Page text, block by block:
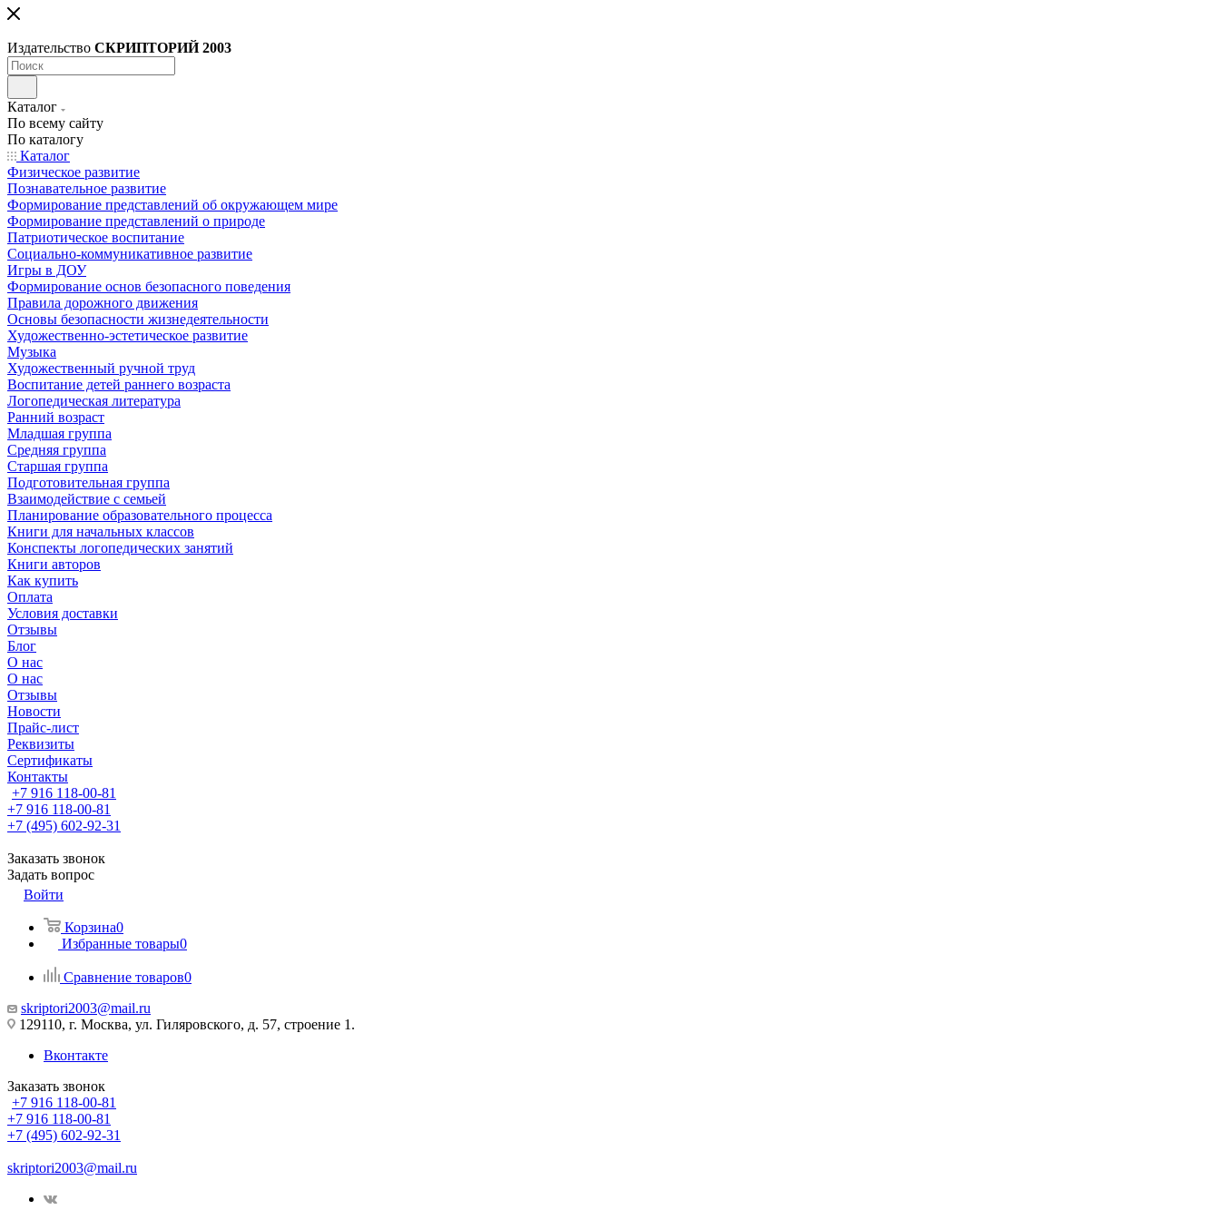
Издательство СКРИПТОРИЙ 2003
Каталог
По всему сайту
По каталогу
Каталог
Физическое развитие
Познавательное развитие
Формирование представлений об окружающем мире
Формирование представлений о природе
Патриотическое воспитание
Социально-коммуникативное развитие
Игры в ДОУ
Формирование основ безопасного поведения
Правила дорожного движения
Основы безопасности жизнедеятельности
Художественно-эстетическое развитие
Музыка
Художественный ручной труд
Воспитание детей раннего возраста
Логопедическая литература
Ранний возраст
Младшая группа
Средняя группа
Старшая группа
Подготовительная группа
Взаимодействие с семьей
Планирование образовательного процесса
Книги для начальных классов
Конспекты логопедических занятий
Книги авторов
Как купить
Оплата
Условия доставки
Отзывы
Блог
О нас
О нас
Отзывы
Новости
Прайс-лист
Реквизиты
Сертификаты
Контакты
+7 916 118-00-81
+7 916 118-00-81
+7 (495) 602-92-31
Заказать звонок
Задать вопрос
Войти
Корзина0
Избранные товары0
Сравнение товаров0
skriptori2003@mail.ru
129110, г. Москва, ул. Гиляровского, д. 57, строение 1.
Вконтакте
Заказать звонок
+7 916 118-00-81
+7 916 118-00-81
+7 (495) 602-92-31
skriptori2003@mail.ru